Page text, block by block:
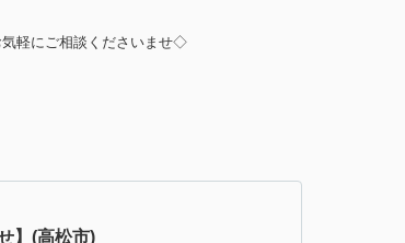
軽にご相談くださいませ◇
】(高松市)